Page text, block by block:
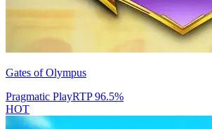
Gates of Olympus
Pragmatic PlayRTP96.5%
HOT